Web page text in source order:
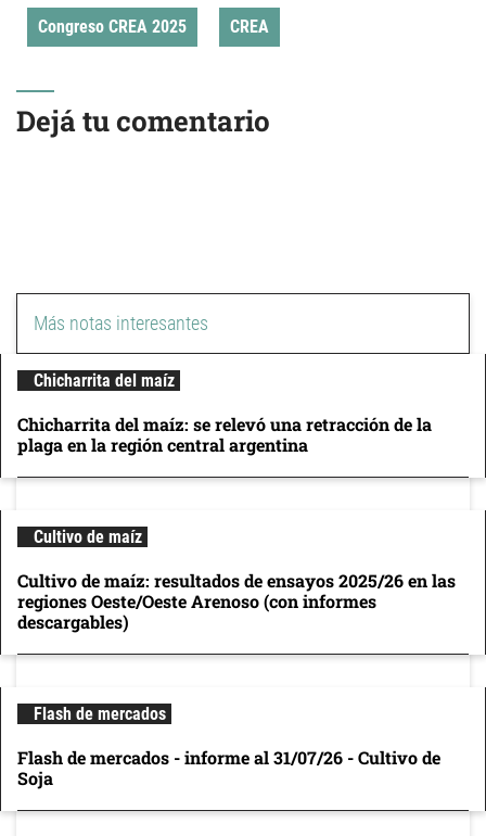
Congreso CREA 2025 CREA
Dejá tu comentario
Más notas interesantes
Chicharrita del maíz
Chicharrita del maíz: se relevó una retracción de la
plaga en la región central argentina
Cultivo de maíz
Cultivo de maíz: resultados de ensayos 2025/26 en las
regiones Oeste/Oeste Arenoso (con informes
descargables)
Flash de mercados
Flash de mercados - informe al 31/07/26 - Cultivo de
Soja